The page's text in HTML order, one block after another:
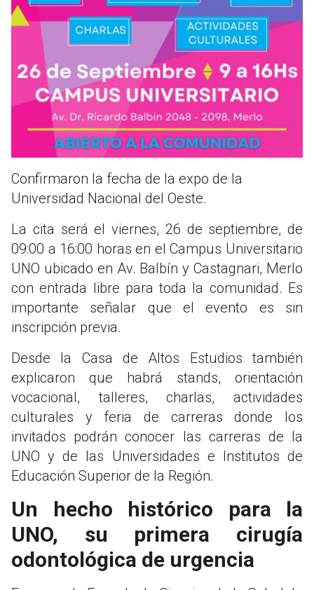
Confirmaron la fecha de la expo de la
Universidad Nacional del Oeste.
La cita será el viernes, 26 de septiembre, de
09:00 a 16:00 horas en el Campus Universitario
UNO ubicado en Av. Balbín y Castagnari, Merlo
con entrada libre para toda la comunidad. Es
importante señalar que el evento es sin
inscripción previa.
Desde la Casa de Altos Estudios también
explicaron que habrá stands, orientación
vocacional, talleres, charlas, actividades
culturales y feria de carreras donde los
invitados podrán conocer las carreras de la
UNO y de las Universidades e Institutos de
Educación Superior de la Región.
Un hecho histórico para la
UNO, su primera cirugía
odontológica de urgencia